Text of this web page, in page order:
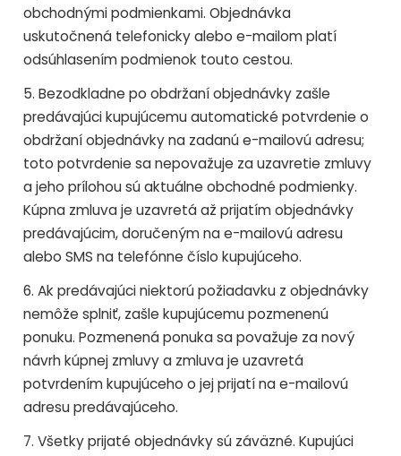
obchodnými podmienkami. Objednávka
uskutočnená telefonicky alebo e-mailom platí
odsúhlasením podmienok touto cestou.
5. Bezodkladne po obdržaní objednávky zašle
predávajúci kupujúcemu automatické potvrdenie o
obdržaní objednávky na zadanú e-mailovú adresu;
toto potvrdenie sa nepovažuje za uzavretie zmluvy
a jeho prílohou sú aktuálne obchodné podmienky.
Kúpna zmluva je uzavretá až prijatím objednávky
predávajúcim, doručeným na e-mailovú adresu
alebo SMS na telefónne číslo kupujúceho.
6. Ak predávajúci niektorú požiadavku z objednávky
nemôže splniť, zašle kupujúcemu pozmenenú
ponuku. Pozmenená ponuka sa považuje za nový
návrh kúpnej zmluvy a zmluva je uzavretá
potvrdením kupujúceho o jej prijatí na e-mailovú
adresu predávajúceho.
7. Všetky prijaté objednávky sú záväzné. Kupujúci